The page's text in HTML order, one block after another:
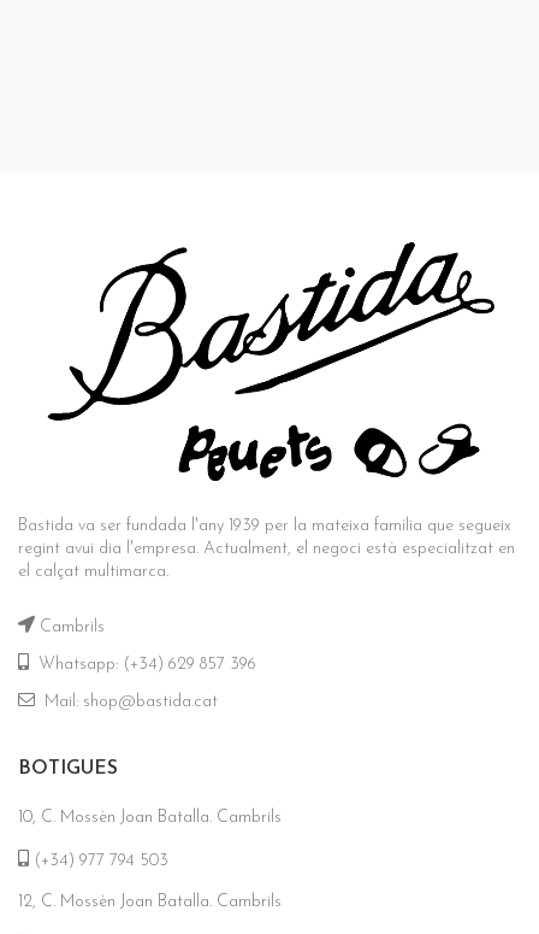
Bastida va ser fundada l'any 1939 per la mateixa família que segueix
regint avui dia l'empresa. Actualment, el negoci està especialitzat en
el calçat multimarca.
Cambrils
Whatsapp: (+34) 629 857 396
Mail: shop@bastida.cat
BOTIGUES
10, C. Mossèn Joan Batalla. Cambrils
(+34) 977 794 503
12, C. Mossèn Joan Batalla. Cambrils